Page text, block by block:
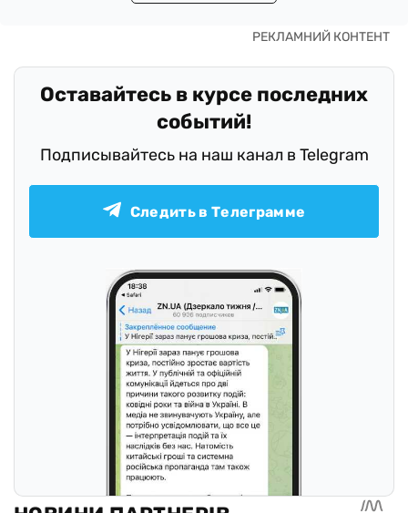
Оставайтесь в курсе последних
событий!
Подписывайтесь на наш канал в Telegram
Следить в Телеграмме